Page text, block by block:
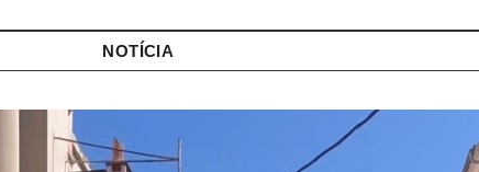
NOTÍCIA